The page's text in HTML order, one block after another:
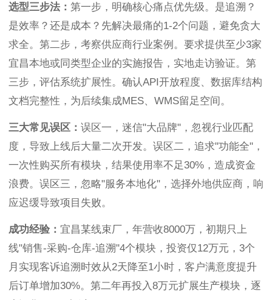
选型三步法： 第一步，明确核心痛点优先级。是追溯？
是效率？还是成本？先解决最痛的1-2个问题，避免贪大
求全。第二步，考察供应商行业案例。要求提供至少3家
宜昌本地或同类型企业的实施报告，实地走访验证。第
三步，评估系统扩展性。确认API开放程度、数据库结构
文档完整性，为后续集成MES、WMS留足空间。
三大常见误区： 误区一，迷信"大品牌"，忽视行业匹配
度，导致上线后大量二次开发。误区二，追求"功能全"，
一次性购买所有模块，结果使用率不足30%，造成资金
浪费。误区三，忽略"服务本地化"，选择外地供应商，响
应迟缓导致项目失败。
成功经验： 宜昌某线束厂，年营收8000万，初期只上
线"销售-采购-仓库-追溯"4个模块，投资仅12万元，3个
月实现客诉追溯时效从2天降至1小时，客户满意度提升
后订单增加30%。第二年再投入8万元扩展生产模块，逐